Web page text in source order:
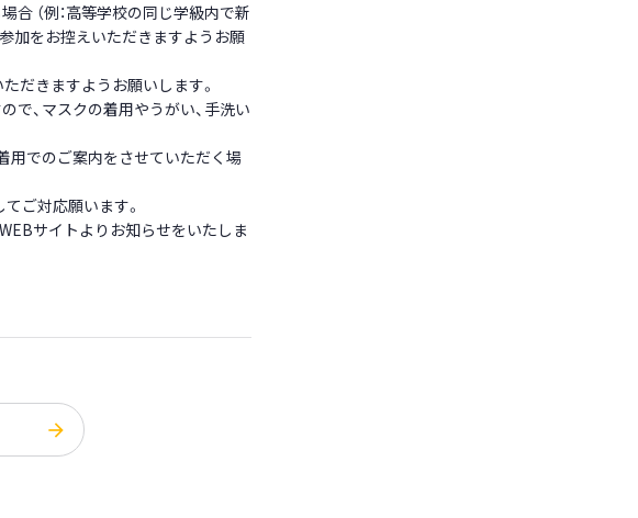
（例：高等学校の同じ学級内で新
加をお控えいただきますようお願
だきますようお願いします。
で、マスクの着用やうがい、手洗い
用でのご案内をさせていただく場
ご対応願います。
サイトよりお知らせをいたしま